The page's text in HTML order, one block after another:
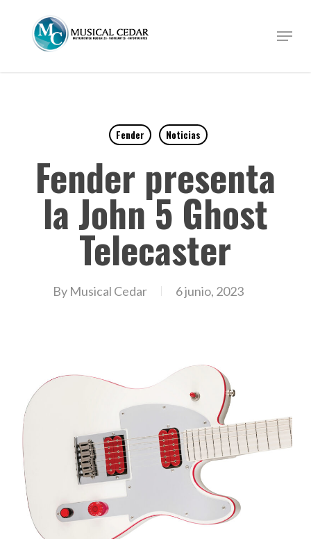
Menu
Fender Noticias
Fender presenta
la John 5 Ghost
Telecaster
By Musical Cedar 6 junio, 2023
Close